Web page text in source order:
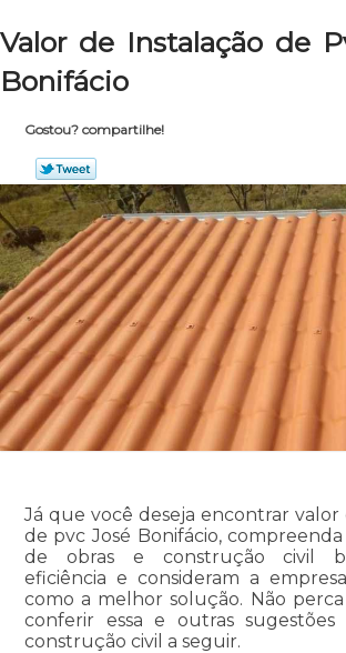
Valor de Instalação de
Bonifácio
Gostou? compartilhe!
Já que você deseja encontrar valor
de pvc José Bonifácio,
de obras e construção civil
eficiência e consideram a
como a melhor solução. Não
conferir essa e outras
construção civil a seguir.